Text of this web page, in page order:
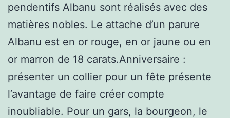
pendentifs Albanu sont réalisés avec des
matières nobles. Le attache d’un parure
Albanu est en or rouge, en or jaune ou en
or marron de 18 carats.Anniversaire :
présenter un collier pour un fête présente
l’avantage de faire créer compte
inoubliable. Pour un gars, la bourgeon, le